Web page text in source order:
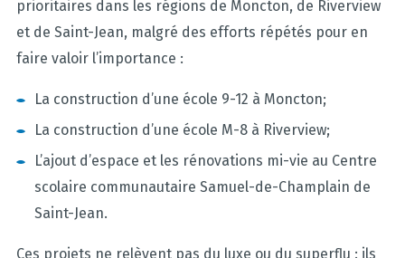
prioritaires dans les régions de Moncton, de Riverview
et de Saint-Jean, malgré des efforts répétés pour en
faire valoir l’importance :
La construction d’une école 9-12 à Moncton;
La construction d’une école M-8 à Riverview;
L’ajout d’espace et les rénovations mi-vie au Centre
scolaire communautaire Samuel-de-Champlain de
Saint-Jean.
Ces projets ne relèvent pas du luxe ou du superflu : ils